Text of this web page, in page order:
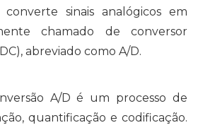
sinais analógicos em
chamado de conversor
abreviado como A/D.
A/D é um processo de
quantificação e codificação.